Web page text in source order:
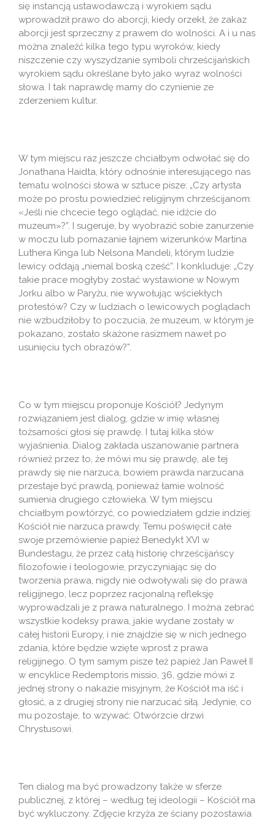
się instancją ustawodawczą i wyrokiem sądu
wprowadził prawo do aborcji, kiedy orzekł, że zakaz
aborcji jest sprzeczny z prawem do wolności. A i u nas
można znaleźć kilka tego typu wyroków, kiedy
niszczenie czy wyszydzanie symboli chrześcijańskich
wyrokiem sądu określane było jako wyraz wolności
słowa. I tak naprawdę mamy do czynienie ze
zderzeniem kultur.
W tym miejscu raz jeszcze chciałbym odwołać się do
Jonathana Haidta, który odnośnie interesującego nas
tematu wolności słowa w sztuce pisze: „Czy artysta
może po prostu powiedzieć religijnym chrześcijanom:
«Jeśli nie chcecie tego oglądać, nie idźcie do
muzeum»?”. I sugeruje, by wyobrazić sobie zanurzenie
w moczu lub pomazanie łajnem wizerunków Martina
Luthera Kinga lub Nelsona Mandeli, którym ludzie
lewicy oddają „niemal boską cześć”. I konkluduje: „Czy
takie prace mogłyby zostać wystawione w Nowym
Jorku albo w Paryżu, nie wywołując wściekłych
protestów? Czy w ludziach o lewicowych poglądach
nie wzbudziłoby to poczucia, że muzeum, w którym je
pokazano, zostało skażone rasizmem nawet po
usunięciu tych obrazów?”.
Co w tym miejscu proponuje Kościół? Jedynym
rozwiązaniem jest dialog, gdzie w imię własnej
tożsamości głosi się prawdę. I tutaj kilka słów
wyjaśnienia. Dialog zakłada uszanowanie partnera
również przez to, że mówi mu się prawdę, ale tej
prawdy się nie narzuca, bowiem prawda narzucana
przestaje być prawdą, ponieważ łamie wolność
sumienia drugiego człowieka. W tym miejscu
chciałbym powtórzyć, co powiedziałem gdzie indziej:
Kościół nie narzuca prawdy. Temu poświęcił całe
swoje przemówienie papież Benedykt XVI w
Bundestagu, że przez całą historię chrześcijańscy
filozofowie i teologowie, przyczyniając się do
tworzenia prawa, nigdy nie odwoływali się do prawa
religijnego, lecz poprzez racjonalną refleksję
wyprowadzali je z prawa naturalnego. I można zebrać
wszystkie kodeksy prawa, jakie wydane zostały w
całej historii Europy, i nie znajdzie się w nich jednego
zdania, które będzie wzięte wprost z prawa
religijnego. O tym samym pisze też papież Jan Paweł II
w encyklice Redemptoris missio, 36, gdzie mówi z
jednej strony o nakazie misyjnym, że Kościół ma iść i
głosić, a z drugiej strony nie narzucać siłą. Jedynie, co
mu pozostaje, to wzywać: Otwórzcie drzwi
Chrystusowi.
Ten dialog ma być prowadzony także w sferze
publicznej, z której – według tej ideologii – Kościół ma
być wykluczony. Zdjęcie krzyża ze ściany pozostawia